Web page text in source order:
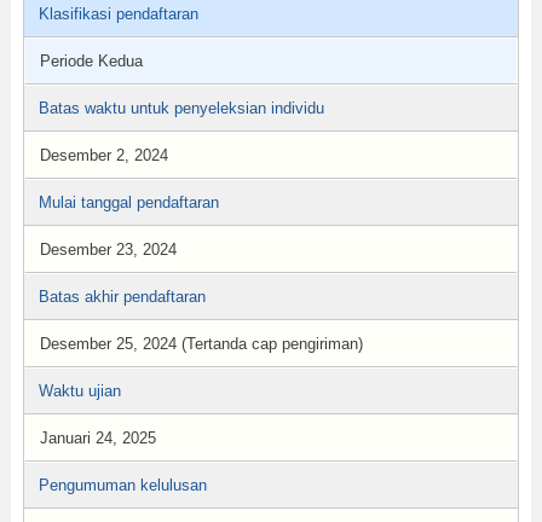
Klasifikasi pendaftaran
Periode Kedua
Batas waktu untuk penyeleksian individu
Desember 2, 2024
Mulai tanggal pendaftaran
Desember 23, 2024
Batas akhir pendaftaran
Desember 25, 2024 (Tertanda cap pengiriman)
Waktu ujian
Januari 24, 2025
Pengumuman kelulusan